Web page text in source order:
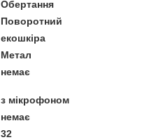
Обертання
Поворотний
екошкіра
Метал
немає
з мікрофоном
немає
32